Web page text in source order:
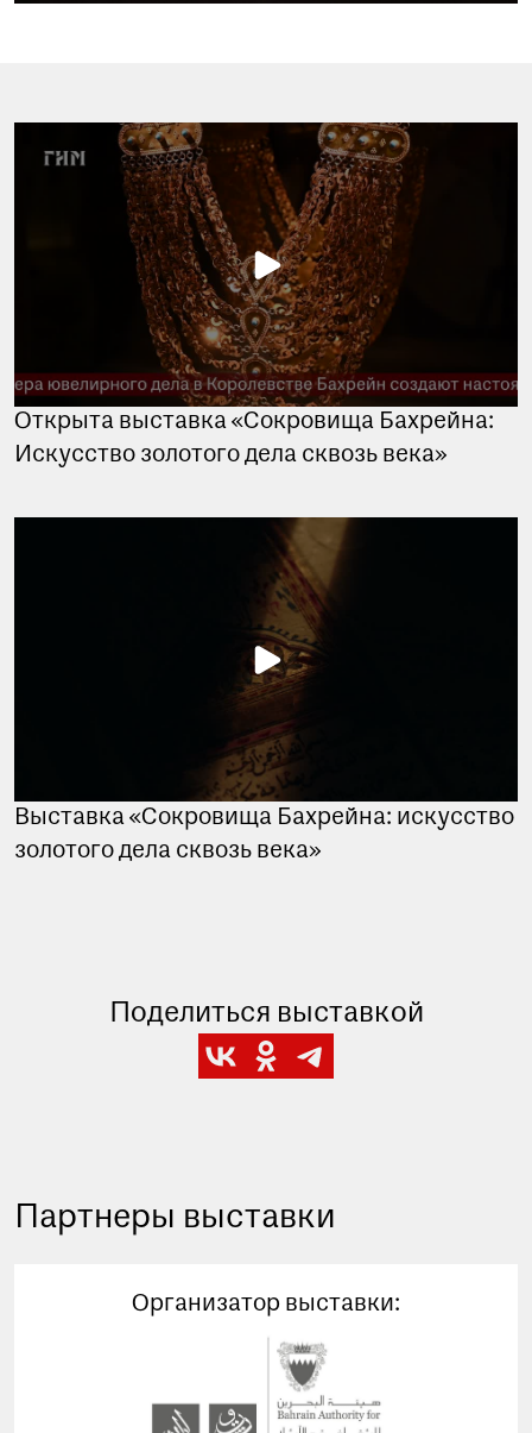
Открыта выставка «Сокровища Бахрейна:
Искусство золотого дела сквозь века»
Выставка «Сокровища Бахрейна: искусство
золотого дела сквозь века»
Поделиться выставкой
Партнеры выставки
Организатор выставки: